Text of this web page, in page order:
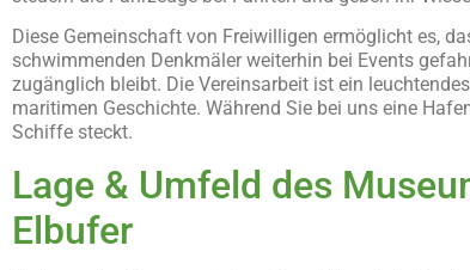
Diese Gemeinschaft von Freiwilligen ermöglicht es,
schwimmenden Denkmäler weiterhin bei Events
zugänglich bleibt. Die Vereinsarbeit ist ein
maritimen Geschichte. Während Sie bei uns eine
Schiffe steckt.
Lage & Umfeld des
Elbufer